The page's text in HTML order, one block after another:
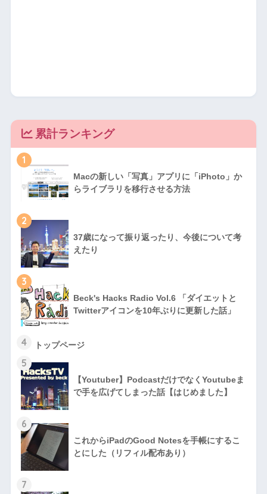
累計ランキング
1
Macの新しい「写真」アプリに「iPhoto」か
らライブラリを移行させる方法
2
37歳になって振り返ったり、今後について考
えたり
3
Beck's Hacks Radio Vol.6 「ダイエットと
Twitterアイコンを10年ぶりに更新した話」
4 トップページ
5
【Youtuber】PodcastだけでなくYoutubeま
で手を広げてしまった話【はじめました】
6
これからiPadのGood Notesを手帳にするこ
とにした（リフィル配布あり）
7